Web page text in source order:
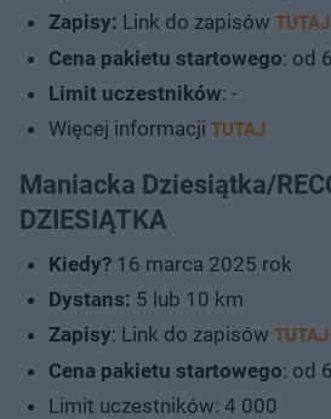
Zapisy: Link do zapisów TUTAJ
Cena pakietu startowego: od
Limit uczestników: -
Więcej informacji TUTAJ
Maniacka Dziesiątka/
DZIESIĄTKA
Kiedy? 16 marca 2025 rok
Dystans: 5 lub 10 km
Zapisy: Link do zapisów TUTAJ
Cena pakietu startowego: od
Limit uczestników: 4 000